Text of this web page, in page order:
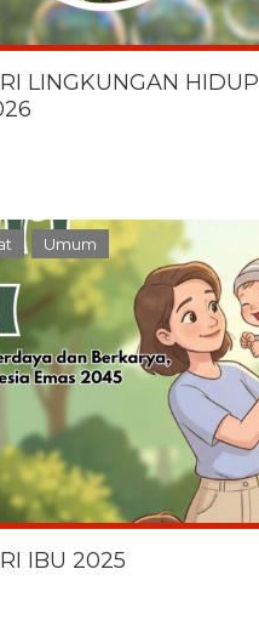
LINGKUNGAN HIDUP
Umum
IBU 2025